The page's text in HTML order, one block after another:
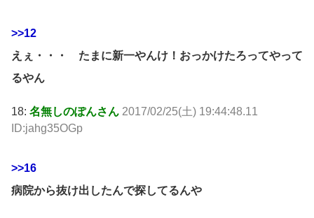
>>12
えぇ・・・ たまに新一やんけ！おっかけたろってやって
るやん
18: 名無しのぽんさん 2017/02/25(土) 19:44:48.11
ID:jahg35OGp
>>16
病院から抜け出したんで探してるんや